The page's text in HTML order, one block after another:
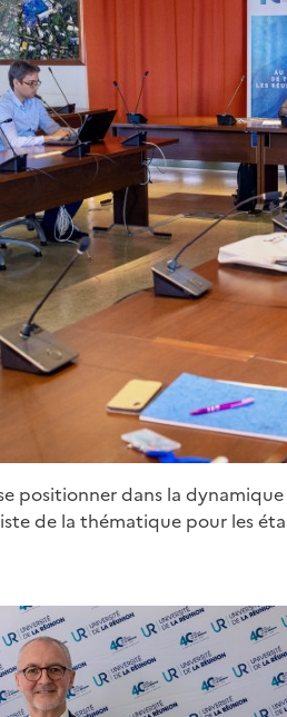
positionner dans la
de la thématique pour les